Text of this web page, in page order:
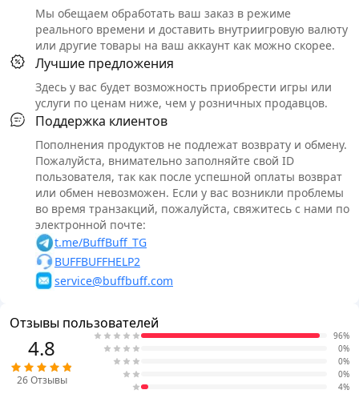
Мы обещаем обработать ваш заказ в режиме
реального времени и доставить внутриигровую валюту
или другие товары на ваш аккаунт как можно скорее.
Лучшие предложения
Здесь у вас будет возможность приобрести игры или
услуги по ценам ниже, чем у розничных продавцов.
Поддержка клиентов
Пополнения продуктов не подлежат возврату и обмену.
Пожалуйста, внимательно заполняйте свой ID
пользователя, так как после успешной оплаты возврат
или обмен невозможен. Если у вас возникли проблемы
во время транзакций, пожалуйста, свяжитесь с нами по
электронной почте:
t.me/BuffBuff_TG
BUFFBUFFHELP2
service@buffbuff.com
Отзывы пользователей
4.8
26Отзывы
96%
0%
0%
0%
4%